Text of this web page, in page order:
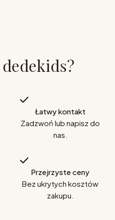
Łatwy kontakt
Zadzwoń lub napisz do
nas.
Przejrzyste ceny
Bez ukrytych kosztów
zakupu.